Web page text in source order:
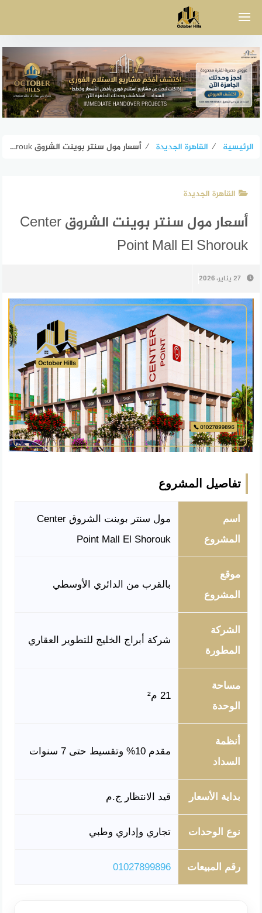
الرئيسية ⁄ القاهرة الجديدة ⁄ أسعار مول سنتر بوينت الشروق Center Point Mall El Shorouk
القاهرة الجديدة
أسعار مول سنتر بوينت الشروق Center
Point Mall El Shorouk
27 يناير، 2026
تفاصيل المشروع
اسم
المشروع
مول سنتر بوينت الشروق Center
Point Mall El Shorouk
موقع
المشروع
بالقرب من الدائري الأوسطي
الشركة
المطورة
شركة أبراج الخليج للتطوير العقاري
مساحة
الوحدة
21 م²
أنظمة
السداد
مقدم 10% وتقسيط حتى 7 سنوات
بداية الأسعار قيد الانتظار ج.م
نوع الوحدات تجاري وإداري وطبي
رقم المبيعات 01027899896